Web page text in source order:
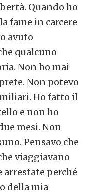
Quando ho
fame in carcere
avuto
qualcuno
Non ho mai
Non potevo
Ho fatto il
e non ho
mesi. Non
Pensavo che
viaggiavano
arrestate perché
della mia